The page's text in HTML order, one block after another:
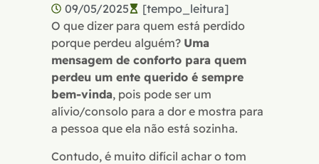
09/05/2025
[tempo_leitura]
O que dizer para quem está perdido
porque perdeu alguém? Uma
mensagem de conforto para quem
perdeu um ente querido é sempre
bem-vinda, pois pode ser um
alívio/consolo para a dor e mostra para
a pessoa que ela não está sozinha.
Contudo, é muito difícil achar o tom